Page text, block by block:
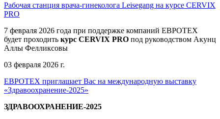
Рабочая станция врача-гинеколога Leisegang на курсе CERVIX
PRO
7 февраля 2026 года при поддержке компаний ЕВРОТЕХ
будет проходить курс CERVIX PRO под руководством Акунц
Аллы Фелликсовы
03 февраля 2026 г.
ЕВРОТЕХ приглашает Вас на международную выставку
«Здравоохранение-2025»
ЗДРАВООХРАНЕНИЕ-2025